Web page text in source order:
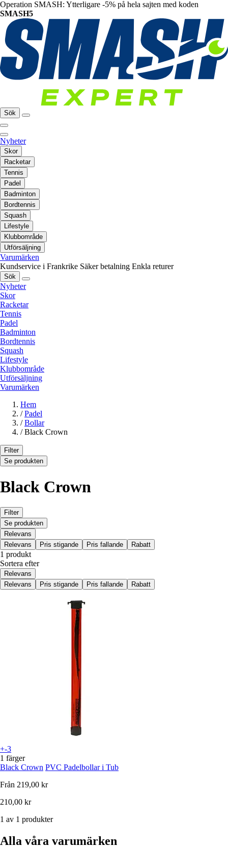
Operation SMASH: Ytterligare -5% på hela sajten med koden
SMASH5
Sök
Nyheter
Skor
Racketar
Tennis
Padel
Badminton
Bordtennis
Squash
Lifestyle
Klubbområde
Utförsäljning
Varumärken
Kundservice i Frankrike Säker betalning Enkla returer
Sök
Nyheter
Skor
Racketar
Tennis
Padel
Badminton
Bordtennis
Squash
Lifestyle
Klubbområde
Utförsäljning
Varumärken
Hem
/ Padel
/ Bollar
/ Black Crown
Filter
Se produkten
Black Crown
Filter
Se produkten
Relevans
Relevans
Pris stigande Pris fallande Rabatt
1 produkt
Sortera efter
Relevans
Relevans
Pris stigande Pris fallande Rabatt
+-3
1 färger
Black Crown PVC Padelbollar i Tub
Från 219,00 kr
210,00 kr
1 av 1 produkter
Alla våra varumärken